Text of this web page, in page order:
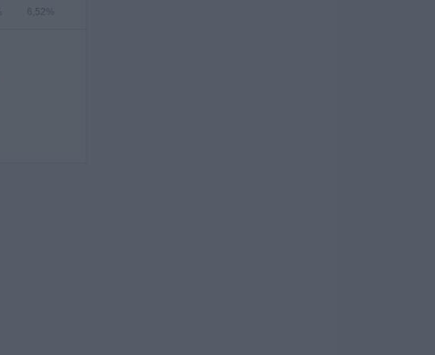
6,52%